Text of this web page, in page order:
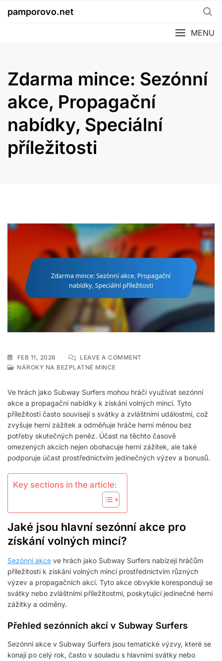
pamporovo.net
MENU
Zdarma mince: Sezónní
akce, Propagační
nabídky, Speciální
příležitosti
FEB 11, 2026 LEAVE A COMMENTON
AKCE,
PROPAGAČNÍ
NABÍDKY,
SPECIÁLNÍ
PŘÍLEŽITOSTI
NÁROKY NA BEZPLATNÉ MINCE
Ve hrách jako Subway Surfers mohou hráči využívat sezónní
akce a propagační nabídky k získání volných mincí. Tyto
příležitosti často souvisejí s svátky a zvláštními událostmi, což
zvyšuje herní zážitek a odměňuje hráče herní měnou bez
potřeby skutečných peněz. Účast na těchto časově
omezených akcích nejen obohacuje herní zážitek, ale také
podporuje účast prostřednictvím jedinečných výzev a bonusů.
Key sections in the article:
Jaké jsou hlavní sezónní akce pro
získání volných mincí?
Sezónní akce ve hrách jako Subway Surfers nabízejí hráčům
příležitosti k získání volných mincí prostřednictvím různých
výzev a propagačních akcí. Tyto akce obvykle korespondují se
svátky nebo zvláštními příležitostmi, poskytující jedinečné herní
zážitky a odměny.
Přehled sezónních akcí v Subway Surfers
Sezónní akce v Subway Surfers jsou tematické výzvy, které se
konají po celý rok, často v souladu s hlavními svátky nebo